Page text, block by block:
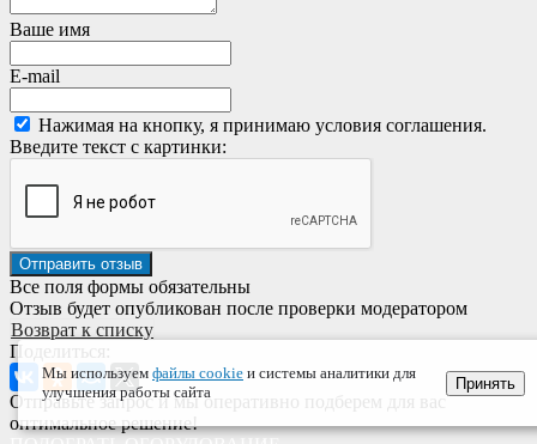
Ваше имя
E-mail
Нажимая на кнопку, я принимаю условия соглашения.
Введите текст с картинки:
Все поля формы обязательны
Отзыв будет опубликован после проверки модератором
Возврат к списку
Поделиться:
Отправьте запрос и мы оперативно подберем для вас
оптимальное решение!
Мы используем файлы cookie и системы аналитики для
улучшения работы сайта
Принять